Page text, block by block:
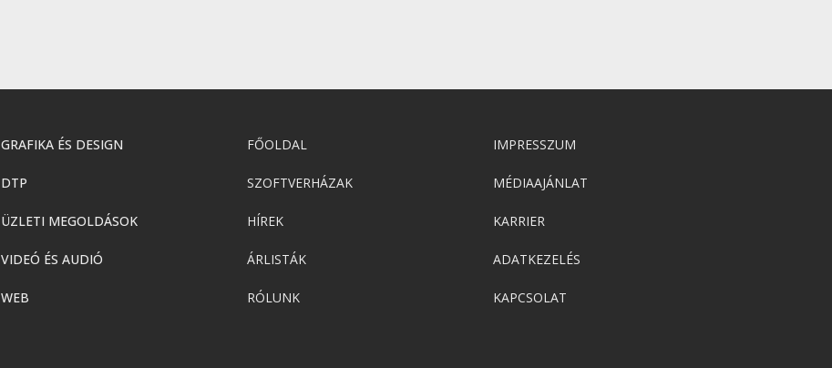
GRAFIKA ÉS DESIGN
DTP
ÜZLETI MEGOLDÁSOK
VIDEÓ ÉS AUDIÓ
WEB
FŐOLDAL
SZOFTVERHÁZAK
HÍREK
ÁRLISTÁK
RÓLUNK
IMPRESSZUM
MÉDIAAJÁNLAT
KARRIER
ADATKEZELÉS
KAPCSOLAT